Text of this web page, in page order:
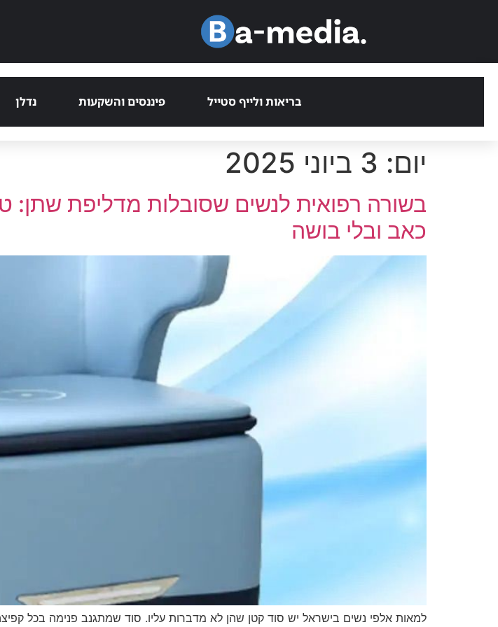
בריאות ולייף סטייל פיננסים והשקעות נדלן
יום: 3 ביוני 2025
בשורה רפואית לנשים שסובלות מדליפת שתן:
כאב ובלי בושה
למאות אלפי נשים בישראל יש סוד קטן שהן לא מדברות עליו. סוד שמתגנב פנימה בכל